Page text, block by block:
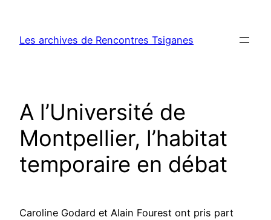
contenu
Les archives de Rencontres Tsiganes
A l’Université de
Montpellier, l’habitat
temporaire en débat
Caroline Godard et Alain Fourest ont pris part